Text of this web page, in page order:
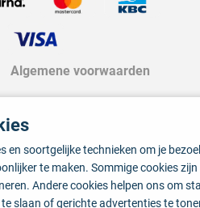
Algemene voorwaarden
en soortgelijke technieken om je
te maken. Sommige cookies
Andere cookies helpen ons om
slaan of gerichte advertenties te